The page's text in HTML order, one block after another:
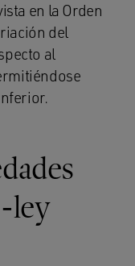
en la Orden
del
al
ley